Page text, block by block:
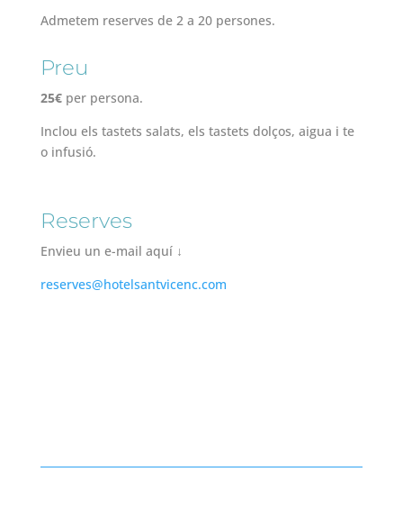
Admetem reserves de 2 a 20 persones.
Preu
25€per persona.
Inclou els tastets salats, els tastets dolços, aigua i te
o infusió.
Reserves
Envieu un e-mail aquí ↓
reserves@hotelsantvicenc.com